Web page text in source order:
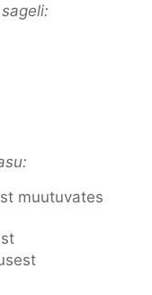
muutuvates